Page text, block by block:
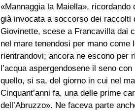
«Mannaggia la Maiella»,
già invocata a soccorso dei raccolti
Giovinette, scese a Francavilla dai
nel mare tenendosi per mano
rientrandovi; ancora ne escono per
l’acqua aspergendosene il seno
quello, si sa, del giorno in cui nel
Cinquant’anni fa, una delle prime
dell’Abruzzo». Ne faceva parte